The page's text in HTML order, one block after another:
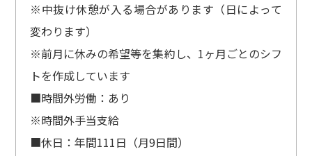
※中抜け休憩が入る場合があります（日によって
変わります）
※前月に休みの希望等を集約し、1ヶ月ごとのシフ
トを作成しています
■時間外労働：あり
※時間外手当支給
■休日：年間111日（月9日間）